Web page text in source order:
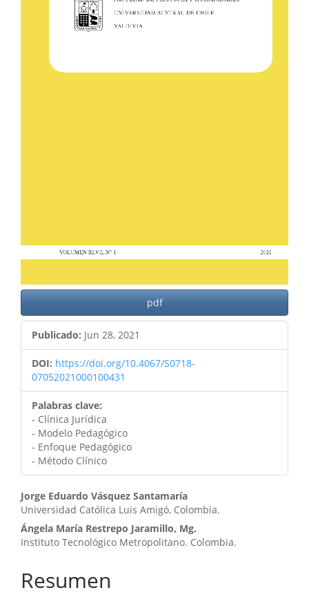
pdf
Publicado: Jun 28, 2021
DOI: https://doi.org/10.4067/S0718-
07052021000100431
Palabras clave:
- Clínica Jurídica
- Modelo Pedagógico
- Enfoque Pedagógico
- Método Clínico
Contenido
principal
del
artículo
Jorge Eduardo Vásquez Santamaría
Universidad Católica Luis Amigó, Colombia.
Ángela María Restrepo Jaramillo, Mg.
Instituto Tecnológico Metropolitano. Colombia.
Resumen